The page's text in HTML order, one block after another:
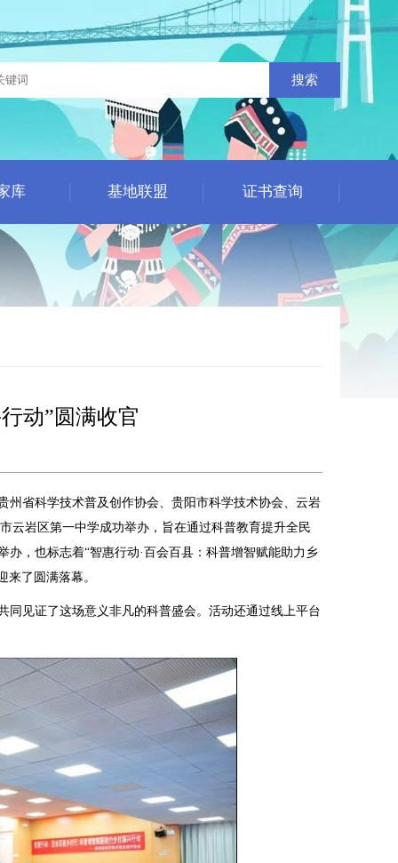
搜索
库 基地联盟 证书查询
动”圆满收官
州省科学技术普及创作协会、贵阳市科学技术协会、云岩
云岩区第一中学成功举办，旨在通过科普教育提升全民
，也标志着“智惠行动·百会百县：科普增智赋能助力乡
来了圆满落幕。
见证了这场意义非凡的科普盛会。活动还通过线上平台